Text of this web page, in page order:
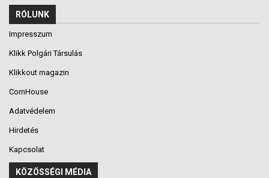
RÓLUNK
Impresszum
Klikk Polgári Társulás
Klikkout magazin
CornHouse
Adatvédelem
Hirdetés
Kapcsolat
KÖZÖSSÉGI MÉDIA